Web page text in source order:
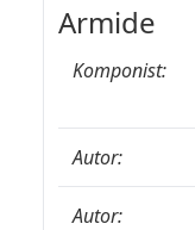
Armide
Komponist:
Autor:
Autor: